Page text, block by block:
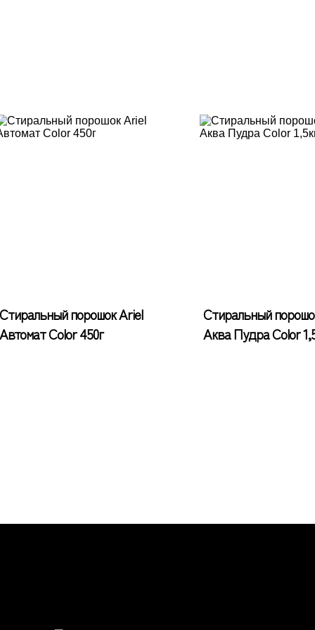
Стиральный порошок Ariel
Автомат Color 450г
Стиральный
Аква Пудра Color